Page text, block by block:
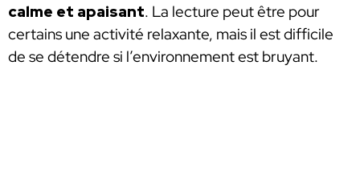
calme et apaisant. La lecture peut être pour
certains une activité relaxante, mais il est difficile
de se détendre si l’environnement est bruyant.